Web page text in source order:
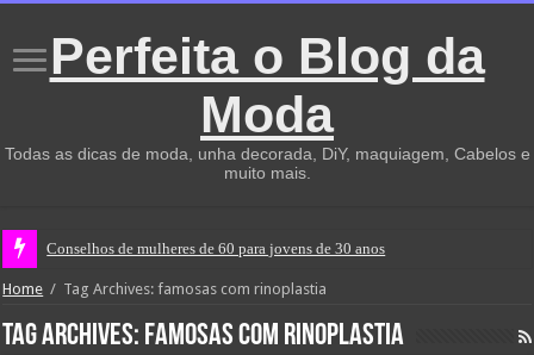
Perfeita o Blog da
Moda
Todas as dicas de moda, unha decorada, DiY, maquiagem, Cabelos e
muito mais.
Conselhos de mulheres de 60 para jovens de 30 anos
Home / Tag Archives: famosas com rinoplastia
Tag Archives: famosas com rinoplastia